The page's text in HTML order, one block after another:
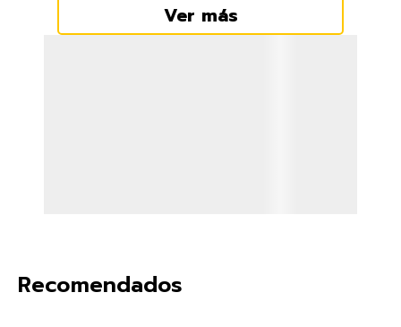
Ver más
Recomendados